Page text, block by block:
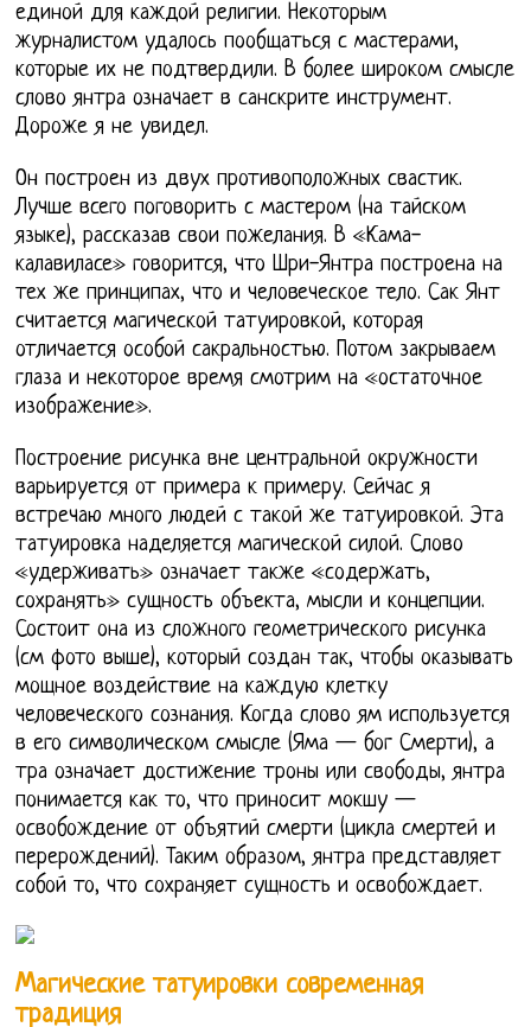
единой для каждой религии. Некоторым
журналистом удалось пообщаться с мастерами,
которые их не подтвердили. В более широком смысле
слово янтра означает в санскрите инструмент.
Дороже я не увидел.
Он построен из двух противоположных свастик.
Лучше всего поговорить с мастером (на тайском
языке), рассказав свои пожелания. В «Кама-
калавиласе» говорится, что Шри-Янтра построена на
тех же принципах, что и человеческое тело. Сак Янт
считается магической татуировкой, которая
отличается особой сакральностью. Потом закрываем
глаза и некоторое время смотрим на «остаточное
изображение».
Построение рисунка вне центральной окружности
варьируется от примера к примеру. Сейчас я
встречаю много людей с такой же татуировкой. Эта
татуировка наделяется магической силой. Слово
«удерживать» означает также «содержать,
сохранять» сущность объекта, мысли и концепции.
Состоит она из сложного геометрического рисунка
(см фото выше), который создан так, чтобы оказывать
мощное воздействие на каждую клетку
человеческого сознания. Когда слово ям используется
в его символическом смысле (Яма — бог Смерти), а
тра означает достижение троны или свободы, янтра
понимается как то, что приносит мокшу —
освобождение от объятий смерти (цикла смертей и
перерождений). Таким образом, янтра представляет
собой то, что сохраняет сущность и освобождает.
Магические татуировки современная
традиция